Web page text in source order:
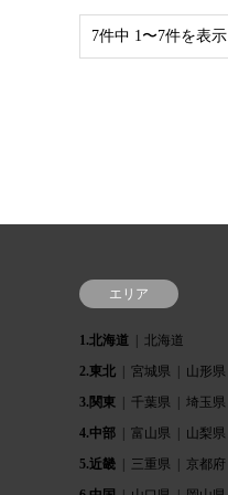
7件中 1〜7件を表示
エリア
1.北海道
北海道
2.東北
宮城県 山形県
3.関東
千葉県 埼玉県
4.中部
富山県 山梨県
5.近畿
三重県 京都府